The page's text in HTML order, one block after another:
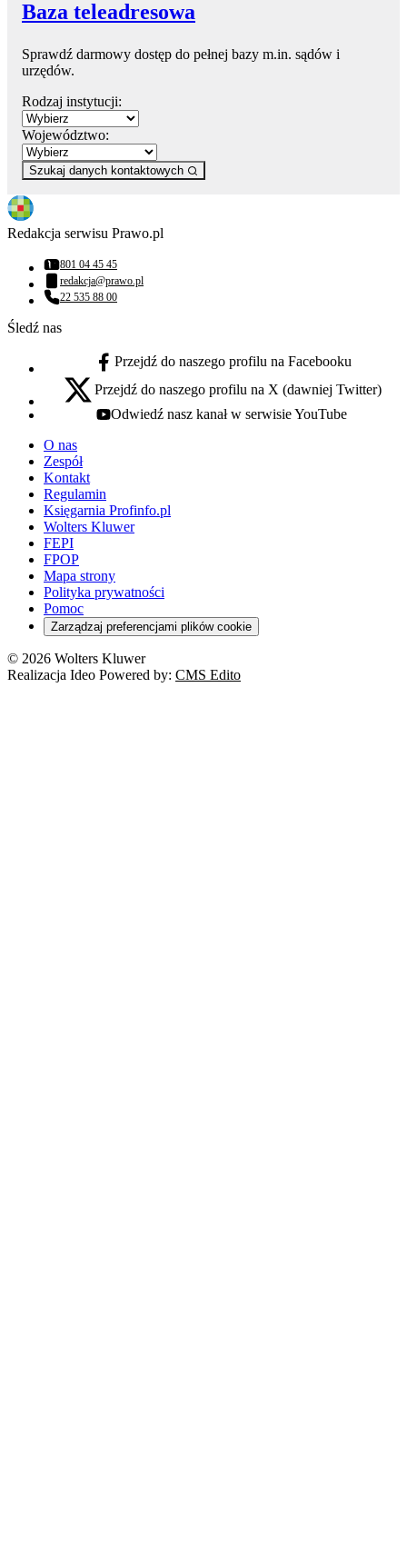
Baza teleadresowa
Sprawdź darmowy dostęp do pełnej bazy m.in. sądów i
urzędów.
Rodzaj instytucji:
Województwo:
Szukaj danych kontaktowych
Redakcja serwisu Prawo.pl
Numer telefonu:
801 04 45 45
Adres email:
redakcja@prawo.pl
Numer telefonu:
22 535 88 00
Śledź nas
facebook - otwiera się w nowej karcie
Przejdź do naszego profilu na Facebooku
x - otwiera się w nowej karcie
Przejdź do naszego profilu na X (dawniej Twitter)
youtube - otwiera się w nowej karcie
Odwiedź nasz kanał w serwisie YouTube
O nas
Zespół
Kontakt
Regulamin
Księgarnia Profinfo.pl
Wolters Kluwer
FEPI
FPOP
Mapa strony
Polityka prywatności
Pomoc
Zarządzaj preferencjami plików cookie
© 2026 Wolters Kluwer
Realizacja Ideo Powered by: CMS Edito